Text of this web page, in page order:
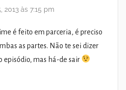
2013 às 7:15 pm
é feito em parceria, é preciso
as partes. Não te sei dizer
episódio, mas há-de sair